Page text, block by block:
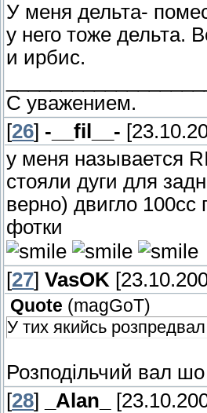
У меня дельта-
у него тоже дельта.
и ирбис.
С уважением.
[26] -__fil__-
у меня называется
стояли дуги для
верно) двигло
фотки
[27] VasOK
Quote (magGoT)
У тих якийсь
Розподільчий вал
[28] _Alan_